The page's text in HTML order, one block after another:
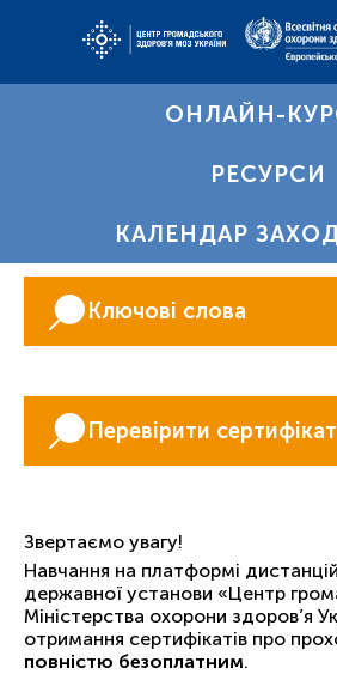
ОНЛАЙН-
РЕСУРСИ
КАЛЕНДАР
Ключові слова
Перевірити сертифікат
Звертаємо увагу!
Навчання на платформі
державної установи «Центр
Міністерства охорони здоров’я
отримання сертифікатів про
повністю безоплатним.